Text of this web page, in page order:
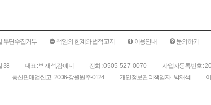
무단수집거부 책임의 한계와 법적고지 이용안내 문의하기
38 대표 : 박재석,김예니 전화 :0505-527-0070 사업자등록번호 :
통신판매업신고 : 2006-강원원주-0124 개인정보관리책임자 : 박재석